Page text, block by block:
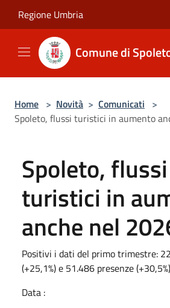
Regione Umbria
Comune di
Home > Novità > Comunicati >
Spoleto, flussi turistici in aumento
Spoleto, flussi
turistici in
anche nel
Positivi i dati del primo trimestre:
(+25,1%) e 51.486 presenze (+30,5%)
Data :